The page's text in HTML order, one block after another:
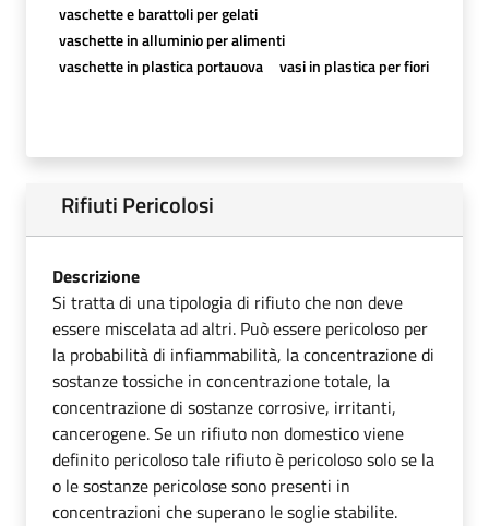
vaschette e barattoli per gelati
vaschette in alluminio per alimenti
vaschette in plastica portauova
vasi in plastica per fiori
Rifiuti Pericolosi
Descrizione
Si tratta di una tipologia di rifiuto che non deve
essere miscelata ad altri. Può essere pericoloso per
la probabilità di infiammabilità, la concentrazione di
sostanze tossiche in concentrazione totale, la
concentrazione di sostanze corrosive, irritanti,
cancerogene. Se un rifiuto non domestico viene
definito pericoloso tale rifiuto è pericoloso solo se la
o le sostanze pericolose sono presenti in
concentrazioni che superano le soglie stabilite.